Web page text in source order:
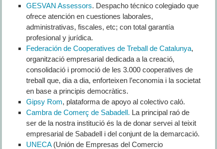
GESVAN Assessors. Despacho técnico colegiado que
ofrece atención en cuestiones laborales,
administrativas, fiscales, etc; con total garantía
profesional y jurídica.
Federación de Cooperatives de Treball de Catalunya,
organització empresarial dedicada a la creació,
consolidació i promoció de les 3.000 cooperatives de
treball que, dia a dia, enforteixen l’economia i la societat
en base a principis democràtics.
Gipsy Rom, plataforma de apoyo al colectivo caló.
Cambra de Comerç de Sabadell. La principal raó de
ser de la nostra institució és la de donar servei al teixit
empresarial de Sabadell i del conjunt de la demarcació.
UNECA(Unión de Empresas del Comercio